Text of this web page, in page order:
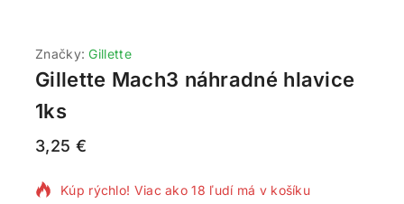
Značky:Gillette
Gillette Mach3 náhradné hlavice
1ks
3,25 €
17 produktov predaných za posledných 4 hodín
Kúp rýchlo! Viac ako 18 ľudí má v košíku